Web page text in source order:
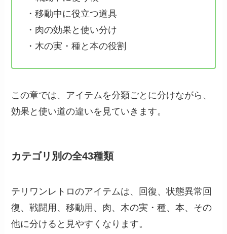
・移動中に役立つ道具
・肉の効果と使い分け
・木の実・種と本の役割
この章では、アイテムを分類ごとに分けながら、
効果と使い道の違いを見ていきます。
カテゴリ別の全43種類
テリワンレトロのアイテムは、回復、状態異常回
復、戦闘用、移動用、肉、木の実・種、本、その
他に分けると見やすくなります。